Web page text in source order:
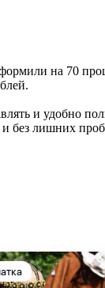
на 70
и удобно
без лишних